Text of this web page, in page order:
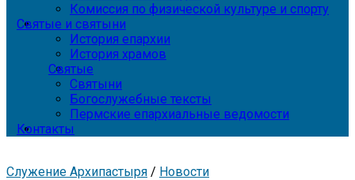
Комиссия по физической культуре и спорту
Святые и святыни
История епархии
История храмов
Святые
Святыни
Богослужебные тексты
Пермские епархиальные ведомости
Контакты
Служение Архипастыря / Новости